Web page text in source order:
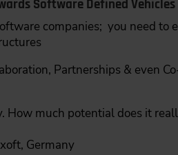
Software Defined Vehicles
companies; you need to
Partnerships & even
How much potential does it
Germany